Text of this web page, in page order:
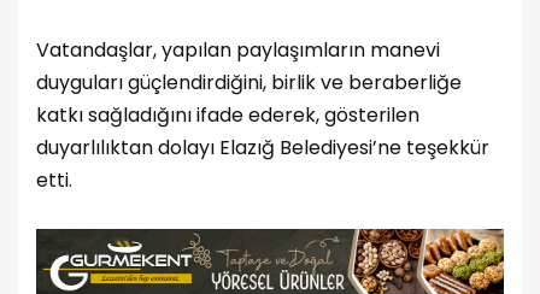
Vatandaşlar, yapılan paylaşımların manevi
duyguları güçlendirdiğini, birlik ve beraberliğe
katkı sağladığını ifade ederek, gösterilen
duyarlılıktan dolayı Elazığ Belediyesi’ne teşekkür
etti.